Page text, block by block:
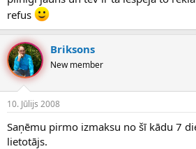
refus
Briksons
New member
10. Jūlijs 2008
Saņēmu pirmo izmaksu no šī kādu 7
lietotājs.